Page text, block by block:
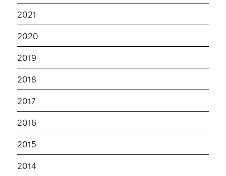
2021
2020
2019
2018
2017
2016
2015
2014